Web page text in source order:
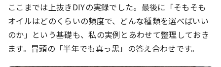
ここまでは上抜きDIYの実録でした。最後に「そもそも
オイルはどのくらいの頻度で、どんな種類を選べばいい
のか」という基礎も、私の実例とあわせて整理しておき
ます。冒頭の「半年でも真っ黒」の答え合わせです。